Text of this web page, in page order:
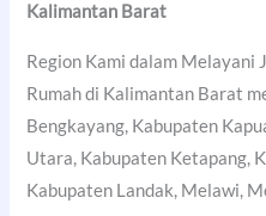
Kalimantan Barat
Region Kami dalam Melayani
Rumah di Kalimantan Barat
Bengkayang, Kabupaten
Utara, Kabupaten Ketapang,
Kabupaten Landak, Melawi,